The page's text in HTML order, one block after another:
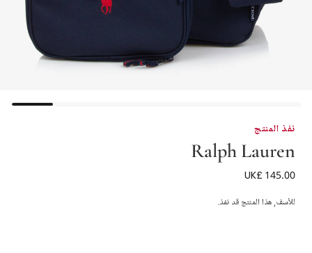
نفذ المنتج
Ralph Lauren
حقيبة ظهر 3 قطع كانفاس لون كحلي (45 سم)
UK£ 145.00
للأسف, هذا المنتج قد نفذ.